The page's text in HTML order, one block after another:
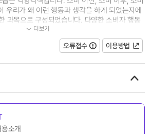
우리가 왜 이런 행동과 생각을 하게 되었는지에
과목으로 구성되었습니다. 다양한 소비자 행동
고, 분석... 더보기
오류접수 이용방법
소개